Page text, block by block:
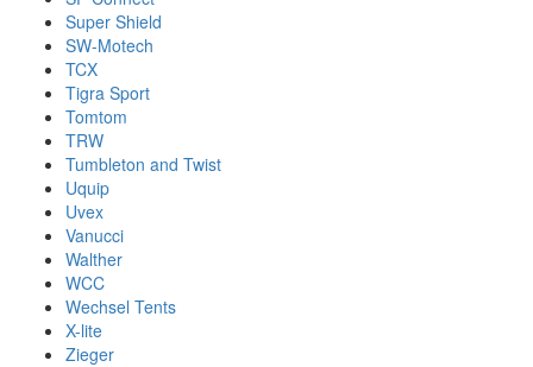
Super Shield
SW-Motech
TCX
Tigra Sport
Tomtom
TRW
Tumbleton and Twist
Uquip
Uvex
Vanucci
Walther
WCC
Wechsel Tents
X-lite
Zieger